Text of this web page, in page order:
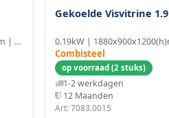
0.19kW | 1440x900x1200(h)mm | RVS/Glas
Gekoelde Visvitrine 1.9
Combisteel
op voorraad (2 stuks)
1-2 werkdagen
12 Maanden
Art: 7083.0015